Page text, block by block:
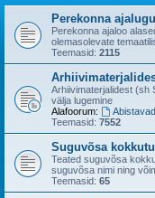
Perekonna
Perekonna ajaloo
olemasolevate
Teemasid: 2115
Arhiivimaterjalidest (sh
välja lugemine
Alafoorum:
Teemasid: 7552
Suguvõsa
Teated suguvõsa
suguvõsa nimi ning
Teemasid: 65